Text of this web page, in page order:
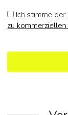
Ich stimme
zu